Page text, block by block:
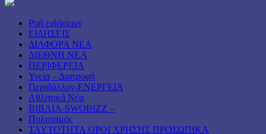
Ροή ειδήσεων
ΕΙΔΗΣΕΙΣ
ΔΙΑΦΟΡΑ ΝΕΑ
ΔΙΕΘΝΗ ΝΕΑ
ΠΕΡΙΦΕΡΕΙΑ
Υγεία – Διατροφή
Περιβάλλον-ΕΝΕΡΓΕΙΑ
Αθλητικά Νέα
ΒΙΒΛΙΑ-SWOBIZZ –
Πολιτισμός
TAYTOTHTA ΟΡΟΙ ΧΡΗΣΗΣ ΠΡΟΣΩΠΙΚΑ